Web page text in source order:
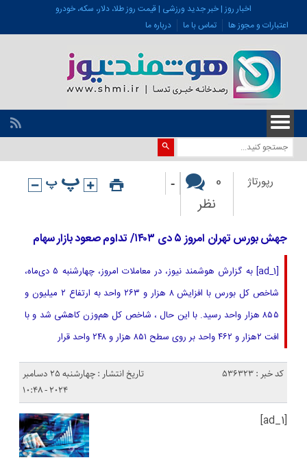
اخبار روز | خبر جدید ورزشی | قیمت روز طلا، دلار، سکه، خودرو
اعتبارات و مجوز ها
تماس با ما درباره ما
رپورتاژ
0
نظر
-
جهش بورس تهران امروز ۵ دی ۱۴۰۳/ تداوم صعود بازار سهام
[ad_1] به گزارش هوشمند نیوز، در معاملات امروز، چهارشنبه ۵ دی‌ماه،
شاخص کل بورس با افزایش ۸ هزار و ۲۶۳ واحد به ارتفاع ۲ میلیون و
۸۵۵ هزار واحد رسید. با این حال ، شاخص کل هم‌وزن کاهشی شد و با
افت ۲هزار و ۴۶۲ واحد بر روی سطح ۸۵۱ هزار و ۲۴۸ واحد قرار
کد خبر : 536323
تاریخ انتشار : چهارشنبه 25 دسامبر
2024 - 10:48
[ad_1]